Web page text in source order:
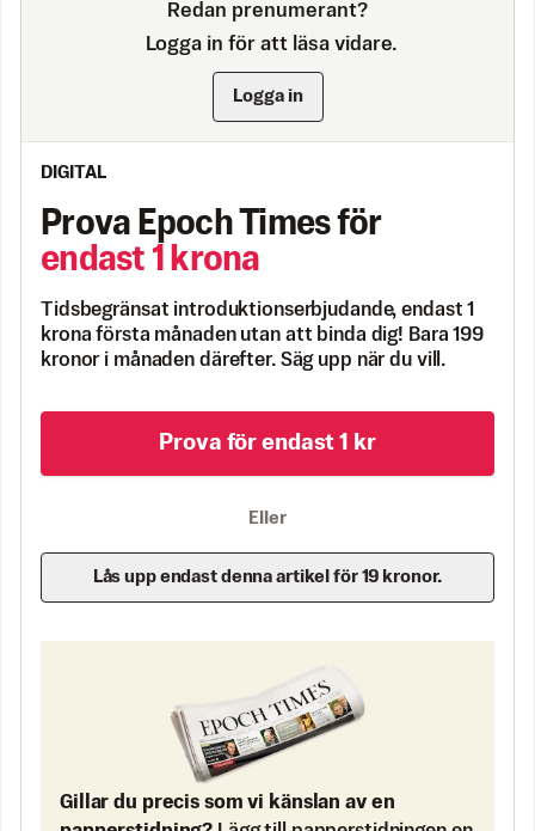
Redan prenumerant?
Logga in för att läsa vidare.
Logga in
DIGITAL
Prova Epoch Times för
endast 1 krona
Tidsbegränsat introduktionserbjudande, endast 1
krona första månaden utan att binda dig! Bara 199
kronor i månaden därefter. Säg upp när du vill.
Prova för endast 1 kr
Eller
Lås upp endast denna artikel för 19 kronor.
Gillar du precis som vi känslan av en